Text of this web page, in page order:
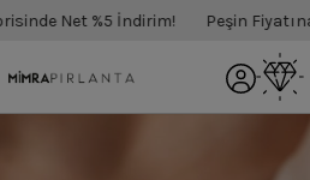
Net %5 İndirim! Peşin